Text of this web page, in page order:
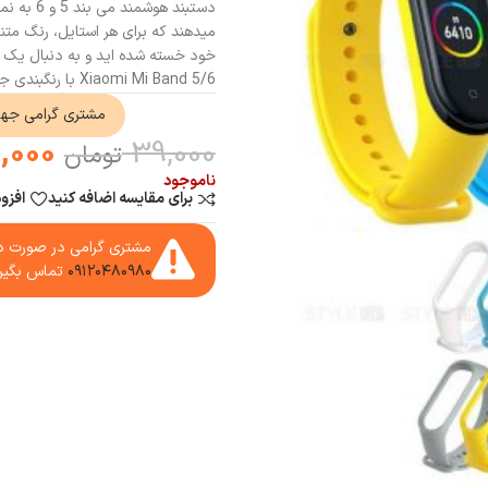
خود خسته شده اید و به دنبال
Xiaomi Mi Band 5/6 با رنگبندی جذاب انتخاب خوبی خواهند بود.
مشتری گرامی
39,000 تومان
ناموجود
برای مقایسه اضافه کنید
مشتری گرامی در صورت
۰۹۱۲۰۴۸۰۹۸۰ تماس